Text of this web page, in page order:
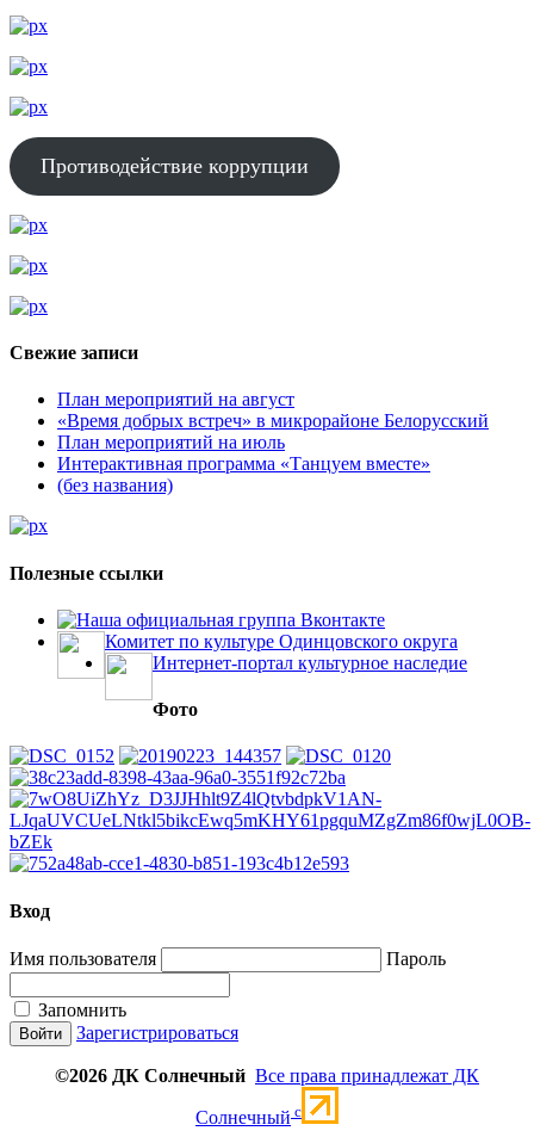
Противодействие коррупции
Свежие записи
План мероприятий на август
«Время добрых встреч» в микрорайоне Белорусский
План мероприятий на июль
Интерактивная программа «Танцуем вместе»
(без названия)
Полезные ссылки
Наша официальная группа Вконтакте
Комитет по культуре Одинцовского округа
Интернет-портал культурное наследие
Фото
Вход
Имя пользователя Пароль
Запомнить
Зарегистрироваться
©2026 ДК Солнечный Все права принадлежат ДК
Солнечный c